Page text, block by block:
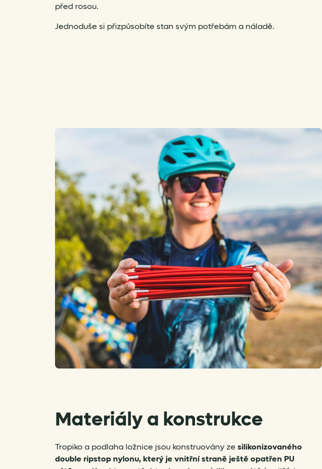
před rosou.
Jednoduše si přizpůsobíte stan svým potřebám a náladě.
Materiály a konstrukce
Tropiko a podlaha ložnice jsou konstruovány zesilikonizovaného
double ripstop nylonu, který je vnitřní straně ještě opatřen PU